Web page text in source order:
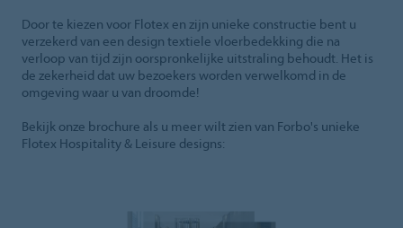
Door te kiezen voor Flotex en zijn unieke constructie bent u
verzekerd van een design textiele vloerbedekking die na
verloop van tijd zijn oorspronkelijke uitstraling behoudt. Het is
de zekerheid dat uw bezoekers worden verwelkomd in de
omgeving waar u van droomde!
Bekijk onze brochure als u meer wilt zien van Forbo's unieke
Flotex Hospitality & Leisure designs: